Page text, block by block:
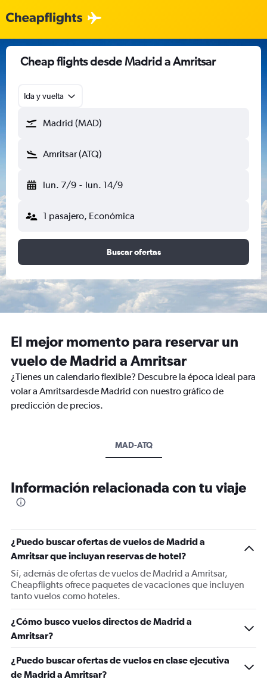
Cheap flights desde Madrid a Amritsar
Ida y vuelta
Madrid (MAD)
Amritsar (ATQ)
lun. 7/9 - lun. 14/9
1 pasajero, Económica
Buscar ofertas
El mejor momento para reservar un
vuelo de Madrid a Amritsar
¿Tienes un calendario flexible? Descubre la época ideal para
volar a Amritsardesde Madrid con nuestro gráfico de
predicción de precios.
MAD-ATQ
Información relacionada con tu viaje
¿Puedo buscar ofertas de vuelos de Madrid a
Amritsar que incluyan reservas de hotel?
Sí, además de ofertas de vuelos de Madrid a Amritsar,
Cheapflights ofrece paquetes de vacaciones que incluyen
tanto vuelos como hoteles.
¿Cómo busco vuelos directos de Madrid a
Amritsar?
¿Puedo buscar ofertas de vuelos en clase ejecutiva
de Madrid a Amritsar?